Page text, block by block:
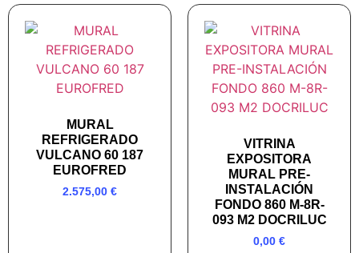
MURAL
REFRIGERADO
VULCANO 60 187
EUROFRED
2.575,00 €
VITRINA
EXPOSITORA
MURAL PRE-
INSTALACIÓN
FONDO 860 M-8R-
093 M2 DOCRILUC
0,00 €